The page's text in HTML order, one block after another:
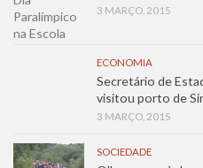
3 MARÇO, 2015
ECONOMIA
Secretário de
visitou porto de
3 MARÇO, 2015
SOCIEDADE